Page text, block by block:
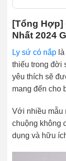
[Tổng Hợp]
Nhất 2024
Ly sứ có nắp
thiếu trong đời
yêu thích sẽ
mang đến cho
Với nhiều mẫu
chuộng không
dụng và hữu